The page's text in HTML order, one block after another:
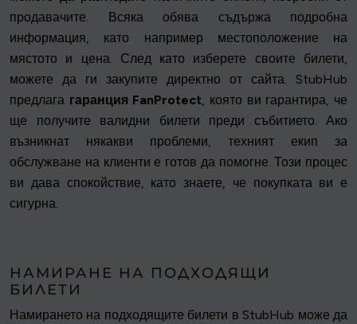
продавачите. Всяка обява съдържа подробна
информация, като например местоположение на
мястото и цена. След като изберете своите билети,
можете да ги закупите директно от сайта. StubHub
предлага гаранция FanProtect, която ви гарантира, че
ще получите валидни билети преди събитието. Ако
възникнат някакви проблеми, техният екип за
обслужване на клиенти е готов да помогне. Този процес
ви дава спокойствие, като знаете, че покупката ви е
сигурна.
НАМИРАНЕ НА ПОДХОДЯЩИ
БИЛЕТИ
Намирането на подходящите билети в StubHub може да